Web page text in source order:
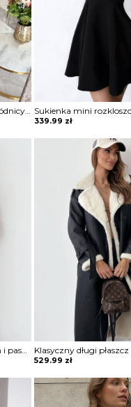
Sukienka mini z frędzlami na spódnicy Potita
339.99 zł
Klasyczny długi płaszcz z futrem i paskiem Sherri
529.99 zł